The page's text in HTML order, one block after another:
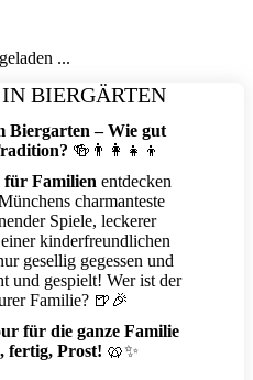
BIERGÄRTEN
Biergarten – Wie gut
🍻👨‍👩‍👧‍👦
Familien entdecken
charmanteste
Spiele, leckerer
kinderfreundlichen
gesellig gegessen und
und gespielt! Wer ist der
Familie? 🍺🎉
für die ganze Familie
fertig, Prost! 🥨✨